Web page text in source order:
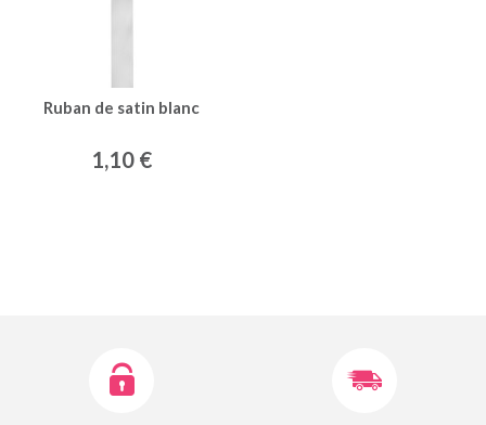
Ruban de satin blanc
1,10 €